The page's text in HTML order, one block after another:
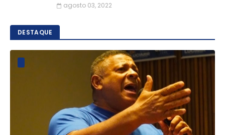
agosto 03, 2022
DESTAQUE